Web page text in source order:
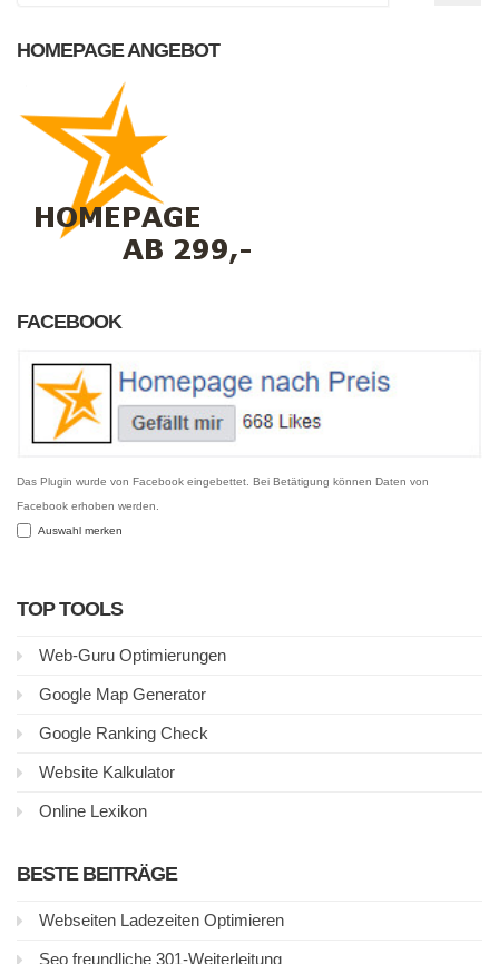
HOMEPAGE ANGEBOT
FACEBOOK
Das Plugin wurde von Facebook eingebettet. Bei Betätigung können Daten von
Facebook erhoben werden.
Auswahl merken
TOP TOOLS
Web-Guru Optimierungen
Google Map Generator
Google Ranking Check
Website Kalkulator
Online Lexikon
BESTE BEITRÄGE
Webseiten Ladezeiten Optimieren
Seo freundliche 301-Weiterleitung